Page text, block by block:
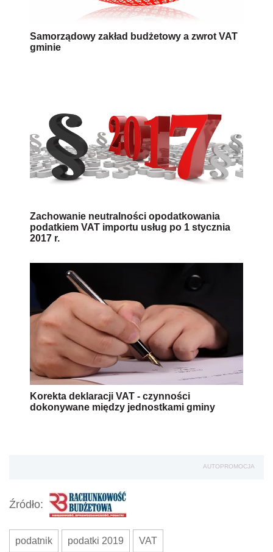
Samorządowy zakład budżetowy a zwrot VAT
gminie
Zachowanie neutralności opodatkowania
podatkiem VAT importu usług po 1 stycznia
2017 r.
Korekta deklaracji VAT - czynności
dokonywane między jednostkami gminy
AUTOPROMOCJA
Źródło:
podatnik podatki 2019 VAT